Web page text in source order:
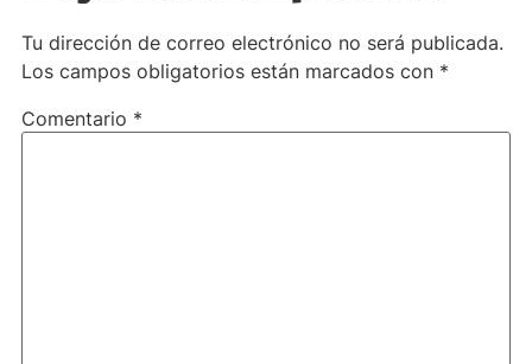
Tu dirección de correo electrónico no será publicada.
Los campos obligatorios están marcados con *
Comentario *